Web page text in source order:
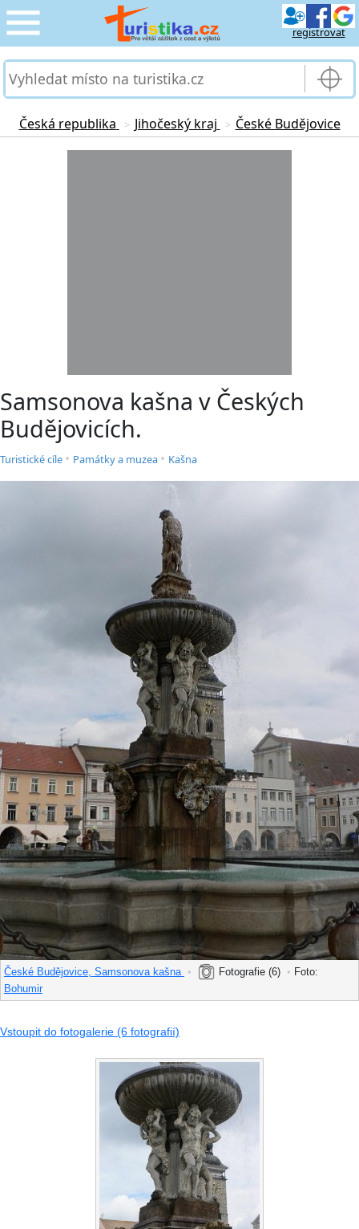
registrovat
CESTOVÁNÍ
SLUŽBY & DOPRAVA
PRO TURISTY
Česká republika > Jihočeský kraj > České Budějovice
Samsonova kašna v Českých
Budějovicích.
Turistické cíle • Památky a muzea • Kašna
České Budějovice, Samsonova kašna • Fotografie (6) • Foto:
Bohumir
Vstoupit do fotogalerie (6 fotografií)